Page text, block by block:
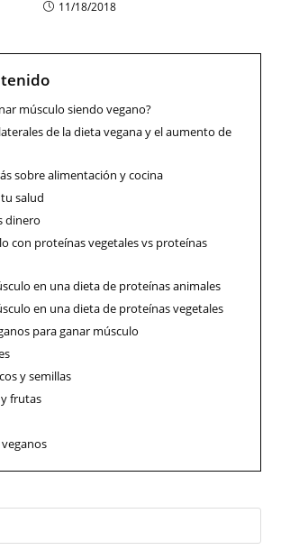
11/18/2018
músculo siendo vegano?
de la dieta vegana y el aumento de
sobre alimentación y cocina
salud
dinero
con proteínas vegetales vs proteínas
en una dieta de proteínas animales
en una dieta de proteínas vegetales
para ganar músculo
y semillas
frutas